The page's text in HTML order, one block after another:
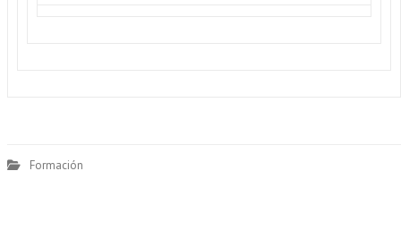
Formación